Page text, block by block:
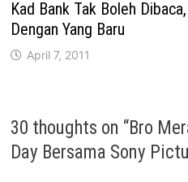
Kad Bank Tak Boleh
Dengan Yang Baru
April 7, 2011
30 thoughts on “Bro
Day Bersama Sony